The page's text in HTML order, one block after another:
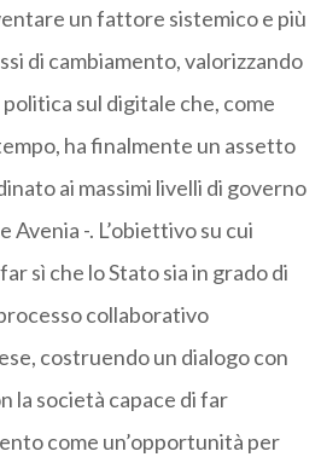
un fattore sistemico e più
di cambiamento, valorizzando
sul digitale che, come
ha finalmente un assetto
ai massimi livelli di governo
Avenia -. L’obiettivo su cui
sì che lo Stato sia in grado di
collaborativo
costruendo un dialogo con
la società capace di far
come un’opportunità per